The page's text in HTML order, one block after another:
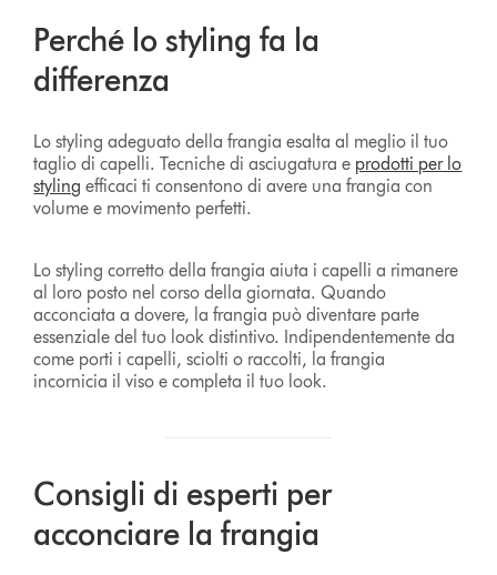
Perché lo styling fa la
differenza
Lo styling adeguato della frangia esalta al meglio il tuo
taglio di capelli. Tecniche di asciugatura e prodotti per lo
styling efficaci ti consentono di avere una frangia con
volume e movimento perfetti.
Lo styling corretto della frangia aiuta i capelli a rimanere
al loro posto nel corso della giornata. Quando
acconciata a dovere, la frangia può diventare parte
essenziale del tuo look distintivo. Indipendentemente da
come porti i capelli, sciolti o raccolti, la frangia
incornicia il viso e completa il tuo look.
Consigli di esperti per
acconciare la frangia